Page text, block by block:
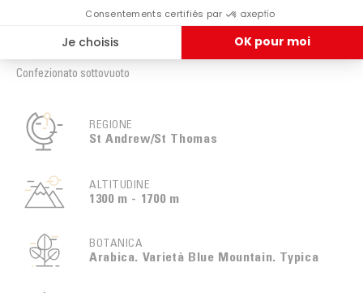
VISUALIZZA PIÙ FUNZIONALITÀ
Confezionato sottovuoto
REGIONE
St Andrew/St Thomas
ALTITUDINE
1300 m - 1700 m
BOTANICA
Arabica. Varietà Blue Mountain. Typica